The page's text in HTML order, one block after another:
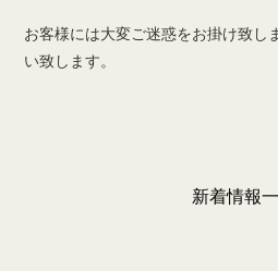
お客様には大変ご迷惑をお掛け致し
い致します。
新着情報